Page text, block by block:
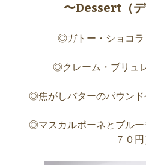
〜Dessert（
◎ガトー・ショコラ
◎クレーム・ブリュ
◎焦がしバターのパウンド
◎マスカルポーネとブルー
７０円